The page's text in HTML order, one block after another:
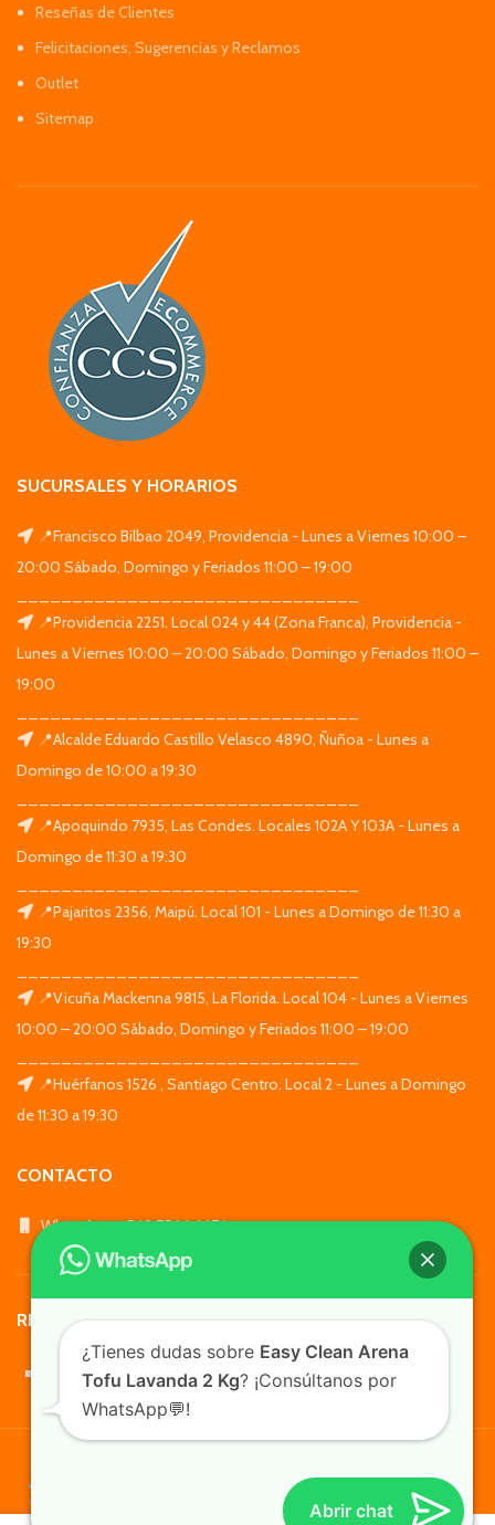
Reseñas de Clientes
Felicitaciones, Sugerencias y Reclamos
Outlet
Sitemap
SUCURSALES Y HORARIOS
📍Francisco Bilbao 2049, Providencia - Lunes a Viernes 10:00 –
20:00 Sábado, Domingo y Feriados 11:00 – 19:00
📍Providencia 2251. Local 024 y 44 (Zona Franca), Providencia -
Lunes a Viernes 10:00 – 20:00 Sábado, Domingo y Feriados 11:00 –
19:00
📍Alcalde Eduardo Castillo Velasco 4890, Ñuñoa - Lunes a
Domingo de 10:00 a 19:30
📍Apoquindo 7935, Las Condes. Locales 102A Y 103A - Lunes a
Domingo de 11:30 a 19:30
📍Pajaritos 2356, Maipú. Local 101 - Lunes a Domingo de 11:30 a
19:30
📍Vicuña Mackenna 9815, La Florida. Local 104 - Lunes a Viernes
10:00 – 20:00 Sábado, Domingo y Feriados 11:00 – 19:00
📍Huérfanos 1526 , Santiago Centro. Local 2 - Lunes a Domingo
de 11:30 a 19:30
CONTACTO
WhatsApp: +569 7564 4676
REDES SOCIALES
TusMascotas.cl
Abrir chat
¿Tienes dudas sobre Easy Clean Arena
Tofu Lavanda 2 Kg? ¡Consúltanos por
WhatsApp💬!